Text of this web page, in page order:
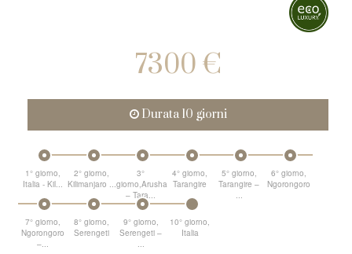
7300 €
Durata 10 giorni
1° giorno,
Italia - Kil...
2° giorno,
Kilimanjaro ...
3°
giorno,Arusha
– Tara...
4° giorno,
Tarangire
5° giorno,
Tarangire –
...
6° giorno,
Ngorongoro
7° giorno,
Ngorongoro
–...
8° giorno,
Serengeti
9° giorno,
Serengeti –
...
10° giorno,
Italia